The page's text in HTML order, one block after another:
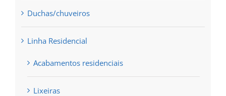
Duchas/chuveiros
Linha Residencial
Acabamentos residenciais
Lixeiras